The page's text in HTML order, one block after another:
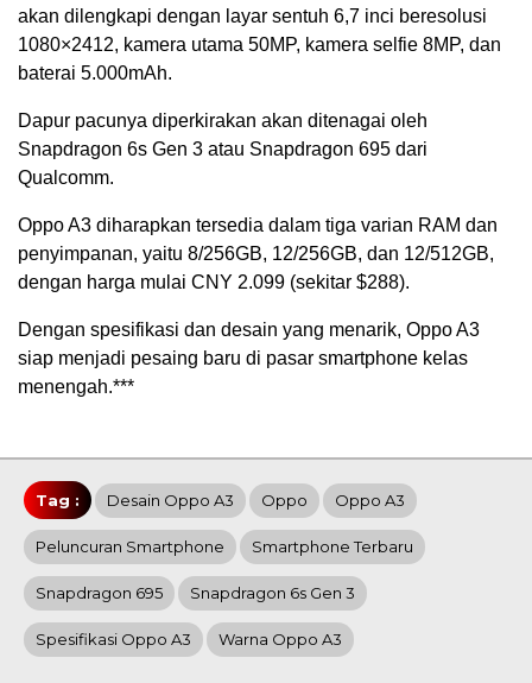
akan dilengkapi dengan layar sentuh 6,7 inci beresolusi
1080×2412, kamera utama 50MP, kamera selfie 8MP, dan
baterai 5.000mAh.
Dapur pacunya diperkirakan akan ditenagai oleh
Snapdragon 6s Gen 3 atau Snapdragon 695 dari
Qualcomm.
Oppo A3 diharapkan tersedia dalam tiga varian RAM dan
penyimpanan, yaitu 8/256GB, 12/256GB, dan 12/512GB,
dengan harga mulai CNY 2.099 (sekitar $288).
Dengan spesifikasi dan desain yang menarik, Oppo A3
siap menjadi pesaing baru di pasar smartphone kelas
menengah.***
Tag : Desain Oppo A3 Oppo Oppo A3
Peluncuran Smartphone Smartphone Terbaru
Snapdragon 695 Snapdragon 6s Gen 3
Spesifikasi Oppo A3 Warna Oppo A3